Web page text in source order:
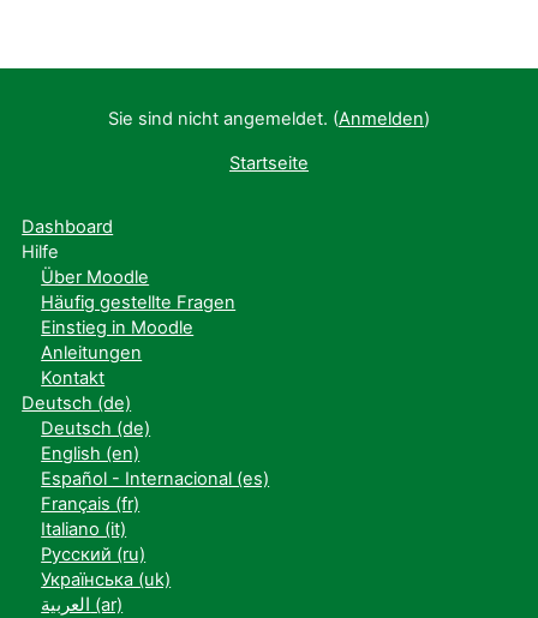
Sie sind nicht angemeldet. (Anmelden)
Startseite
Dashboard
Hilfe
Über Moodle
Häufig gestellte Fragen
Einstieg in Moodle
Anleitungen
Kontakt
Deutsch ‎(de)‎
Deutsch ‎(de)‎
English ‎(en)‎
Español - Internacional ‎(es)‎
Français ‎(fr)‎
Italiano ‎(it)‎
Русский ‎(ru)‎
Українська ‎(uk)‎
العربية ‎(ar)‎